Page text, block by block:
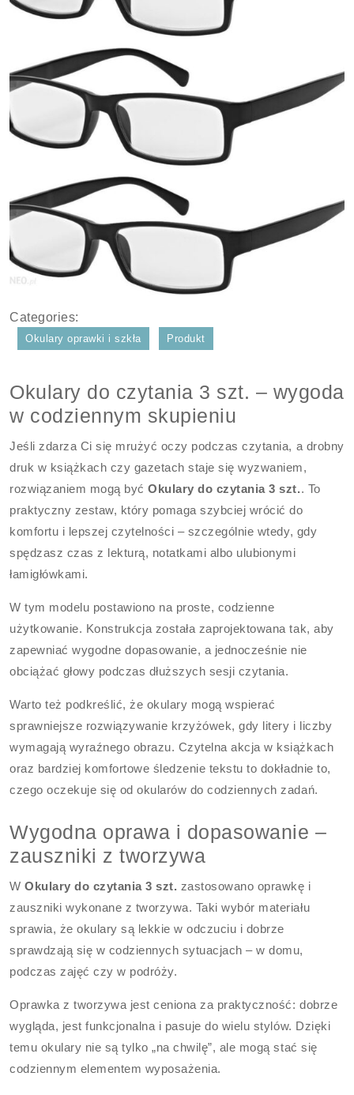
Categories:
Okulary oprawki i szkła Produkt
Okulary do czytania 3 szt. – wygoda
w codziennym skupieniu
Jeśli zdarza Ci się mrużyć oczy podczas czytania, a drobny
druk w książkach czy gazetach staje się wyzwaniem,
rozwiązaniem mogą byćOkulary do czytania 3 szt.. To
praktyczny zestaw, który pomaga szybciej wrócić do
komfortu i lepszej czytelności – szczególnie wtedy, gdy
spędzasz czas z lekturą, notatkami albo ulubionymi
łamigłówkami.
W tym modelu postawiono na proste, codzienne
użytkowanie. Konstrukcja została zaprojektowana tak, aby
zapewniać wygodne dopasowanie, a jednocześnie nie
obciążać głowy podczas dłuższych sesji czytania.
Warto też podkreślić, że okulary mogą wspierać
sprawniejsze rozwiązywanie krzyżówek, gdy litery i liczby
wymagają wyraźnego obrazu. Czytelna akcja w książkach
oraz bardziej komfortowe śledzenie tekstu to dokładnie to,
czego oczekuje się od okularów do codziennych zadań.
Wygodna oprawa i dopasowanie –
zauszniki z tworzywa
WOkulary do czytania 3 szt. zastosowano oprawkę i
zauszniki wykonane z tworzywa. Taki wybór materiału
sprawia, że okulary są lekkie w odczuciu i dobrze
sprawdzają się w codziennych sytuacjach – w domu,
podczas zajęć czy w podróży.
Oprawka z tworzywa jest ceniona za praktyczność: dobrze
wygląda, jest funkcjonalna i pasuje do wielu stylów. Dzięki
temu okulary nie są tylko „na chwilę”, ale mogą stać się
codziennym elementem wyposażenia.